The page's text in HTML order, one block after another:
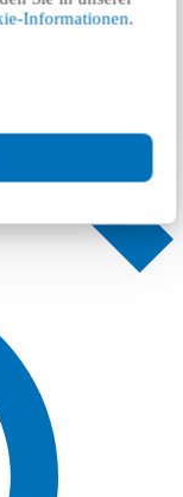
Informationen.